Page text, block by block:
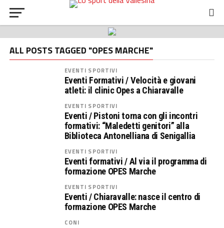
ALL POSTS TAGGED "OPES MARCHE"
EVENTI SPORTIVI
Eventi Formativi / Velocità e giovani
atleti: il clinic Opes a Chiaravalle
EVENTI SPORTIVI
Eventi / Pistoni torna con gli incontri
formativi: “Maledetti genitori” alla
Biblioteca Antonelliana di Senigallia
EVENTI SPORTIVI
Eventi formativi / Al via il programma di
formazione OPES Marche
EVENTI SPORTIVI
Eventi / Chiaravalle: nasce il centro di
formazione OPES Marche
CONI